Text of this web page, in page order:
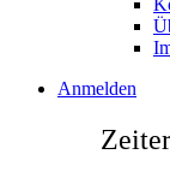
Anmelden